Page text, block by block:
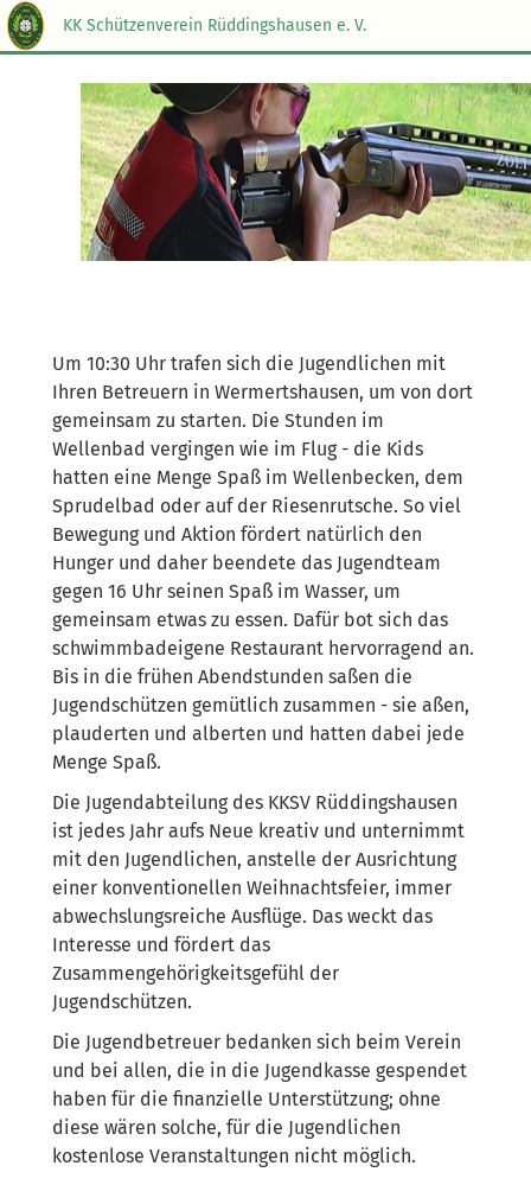
Um 10:30 Uhr trafen sich die Jugendlichen mit
Ihren Betreuern in Wermertshausen, um von dort
gemeinsam zu starten. Die Stunden im
Wellenbad vergingen wie im Flug - die Kids
hatten eine Menge Spaß im Wellenbecken, dem
Sprudelbad oder auf der Riesenrutsche. So viel
Bewegung und Aktion fördert natürlich den
Hunger und daher beendete das Jugendteam
gegen 16 Uhr seinen Spaß im Wasser, um
gemeinsam etwas zu essen. Dafür bot sich das
schwimmbadeigene Restaurant hervorragend an.
Bis in die frühen Abendstunden saßen die
Jugendschützen gemütlich zusammen - sie aßen,
plauderten und alberten und hatten dabei jede
Menge Spaß.
Die Jugendabteilung des KKSV Rüddingshausen
ist jedes Jahr aufs Neue kreativ und unternimmt
mit den Jugendlichen, anstelle der Ausrichtung
einer konventionellen Weihnachtsfeier, immer
abwechslungsreiche Ausflüge. Das weckt das
Interesse und fördert das
Zusammengehörigkeitsgefühl der
Jugendschützen.
Die Jugendbetreuer bedanken sich beim Verein
und bei allen, die in die Jugendkasse gespendet
haben für die finanzielle Unterstützung; ohne
diese wären solche, für die Jugendlichen
kostenlose Veranstaltungen nicht möglich.
KK Schützenverein Rüddingshausen e. V.